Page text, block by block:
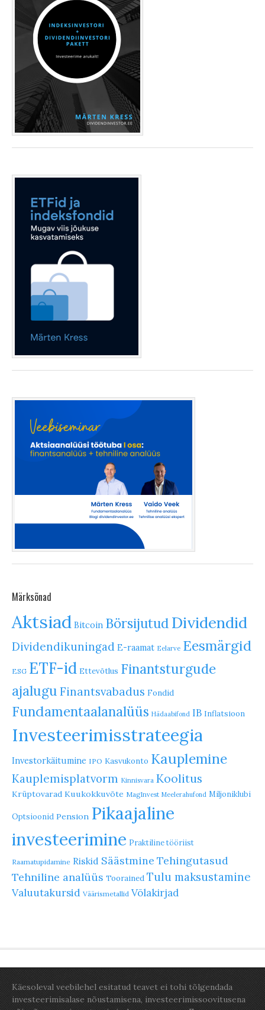
Märksõnad
Aktsiad Bitcoin Börsijutud Dividendid
Dividendikuningad E-raamat Eelarve Eesmärgid
ESG ETF-id Ettevõtlus Finantsturgude
ajalugu Finantsvabadus Fondid
Fundamentaalanalüüs Hädaabifond IB Inflatsioon
Investeerimisstrateegia
Investorkäitumine IPO Kasvukonto Kauplemine
Kauplemisplatvorm Kinnisvara Koolitus
Krüptovarad Kuukokkuvõte MagInvest Meelerahufond Miljoniklubi
Optsioonid Pension Pikaajaline
investeerimine Praktiline tööriist
Raamatupidamine Riskid Säästmine Tehingutasud
Tehniline analüüs Toorained Tulu maksustamine
Valuutakursid Väärismetallid Võlakirjad
Käesoleval veebilehel esitatud teavet ei tohi tõlgendada
investeerimisalase nõustamisena, investeerimissoovitusena